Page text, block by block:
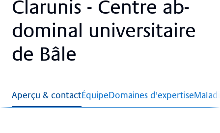
Clar­un­is - Cent­re ab­
do­mi­nal uni­ver­si­taire
de Bâle
Aperçu & contactÉquipeDomaines d'expertise